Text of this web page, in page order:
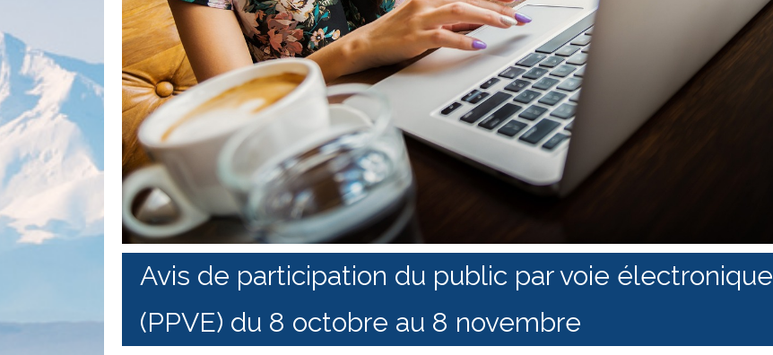
Avis de participation du public par voie électronique
(PPVE) du 8 octobre au 8 novembre